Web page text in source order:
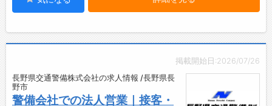
提案をお願いします。
・入社後は約1週間程度、座学を含めた研修制度
め、未経験からでも安心してチャレンジできま
す。
掲載開始日:2026/07/26
長野県交通警備株式会社の求人情報 /長野県長
野市
警備会社での法人営業｜接客・